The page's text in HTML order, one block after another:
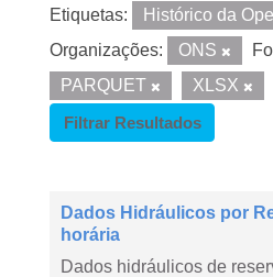
Etiquetas:
Histórico da
Organizações:
ONS
PARQUET
XLSX
Filtrar Resultados
Dados Hidráulicos por
horária
Dados hidráulicos de